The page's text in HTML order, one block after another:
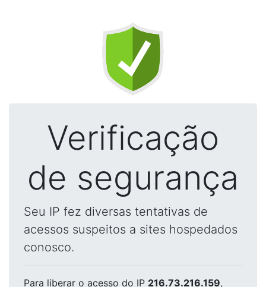
Verificação
de segurança
Seu IP fez diversas tentativas de
acessos suspeitos a sites hospedados
conosco.
Para liberar o acesso do IP 216.73.216.159,